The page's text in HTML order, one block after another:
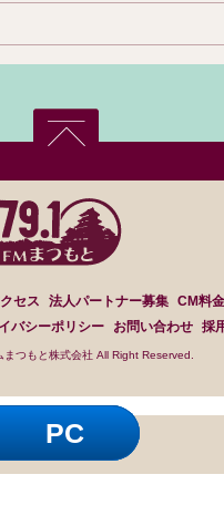
セス 法人パートナー募集 CM料
バシーポリシー お問い合わせ 採
つもと株式会社 All Right Reserved.
PC